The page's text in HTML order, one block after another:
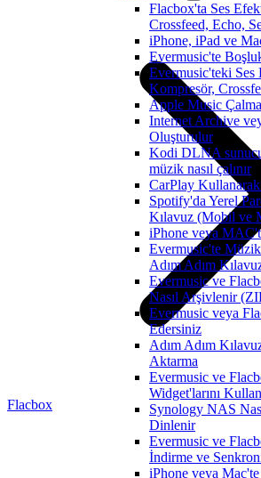
Flacbox'ta Ses
Crossfeed, Echo,
iPhone, iPad ve
Evermusic'te
Evermusic'teki
Kompresör,
Apple Music
Internet Archive
Oluşturulur
Kodi DLNA
müzik nasıl çalınır
CarPlay
Spotify'da Yerel
Kılavuz (Mobil ve
iPhone veya
Evermusic'te Müzik
Adım Adım
Evermusic ve
Nasıl Arşivlenir
Evermusic veya
Edersiniz
Adım Adım
Aktarma
Evermusic ve
Widget'larını
Synology NAS
Dinlenir
Evermusic ve
İndirme ve
iPhone veya
Flacbox